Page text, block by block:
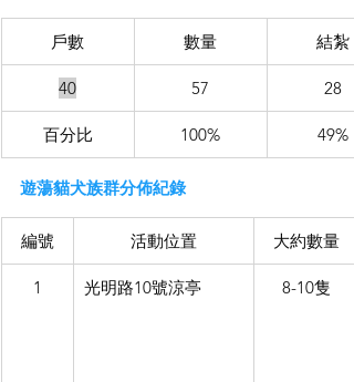
戶數 數量 結紮
40 57 28
百分比 100% 49%
遊蕩貓犬族群分佈紀錄
編號 活動位置 大約數量
1 光明路10號涼亭 8-10隻